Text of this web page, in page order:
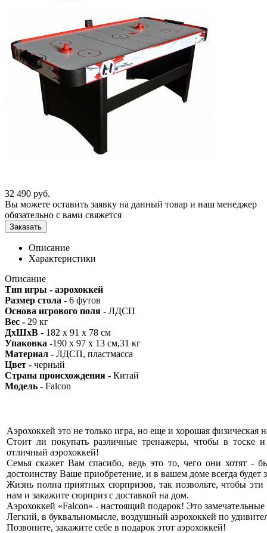
32 490 руб.
Вы можете оставить заявку на данный товар и наш менеджер
обязательно с вами свяжется
Заказать
Описание
Характеристики
Описание
Тип игры - аэрохоккей
Размер стола - 6 футов
Основа игрового поля - ЛДСП
Вес - 29 кг
ДхШхВ - 182 х 91 х 78 см
Упаковка -190 х 97 х 13 см,31 кг
Материал - ЛДСП, пластмасса
Цвет - черный
Страна происхождения - Китай
Модель - Falcon
Аэрохоккей это не только игра, но еще и хорошая физическая
Стоит ли покупать различные тренажеры, чтобы в тоске
отличный аэрохоккей!
Семья скажет Вам спасибо, ведь это то, чего они хотят -
достоинству Ваше приобретение, и в вашем доме всегда будет
Жизнь полна приятных сюрпризов, так позвольте, чтобы
нам и закажите сюрприз с доставкой на дом.
Аэрохоккей «Falcon» - настоящий подарок! Это
Легкий, в буквальномысле, воздушный аэрохоккей по
Позвоните, закажите себе в подарок этот аэрохоккей!